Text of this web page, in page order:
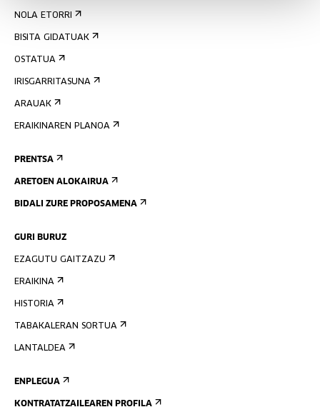
NOLA ETORRI
BISITA GIDATUAK
OSTATUA
IRISGARRITASUNA
ARAUAK
ERAIKINAREN PLANOA
PRENTSA
ARETOEN ALOKAIRUA
BIDALI ZURE PROPOSAMENA
GURI BURUZ
EZAGUTU GAITZAZU
ERAIKINA
HISTORIA
TABAKALERAN SORTUA
LANTALDEA
ENPLEGUA
KONTRATATZAILEAREN PROFILA